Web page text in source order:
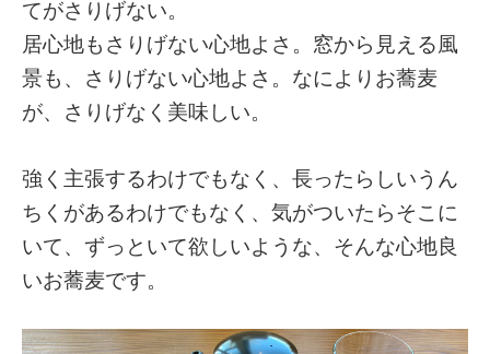
てがさりげない。
居心地もさりげない心地よさ。窓から見える風
景も、さりげない心地よさ。なによりお蕎麦
が、さりげなく美味しい。
強く主張するわけでもなく、長ったらしいうん
ちくがあるわけでもなく、気がついたらそこに
いて、ずっといて欲しいような、そんな心地良
いお蕎麦です。